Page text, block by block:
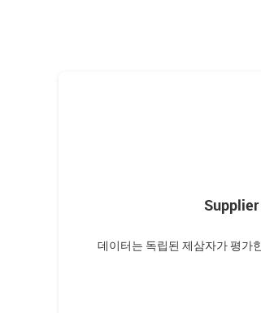
데이터는 독립된 제삼자가 평가